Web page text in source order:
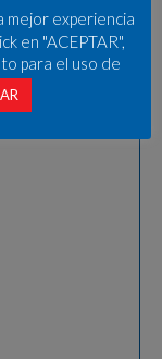
mejor experiencia
en "ACEPTAR",
para el uso de